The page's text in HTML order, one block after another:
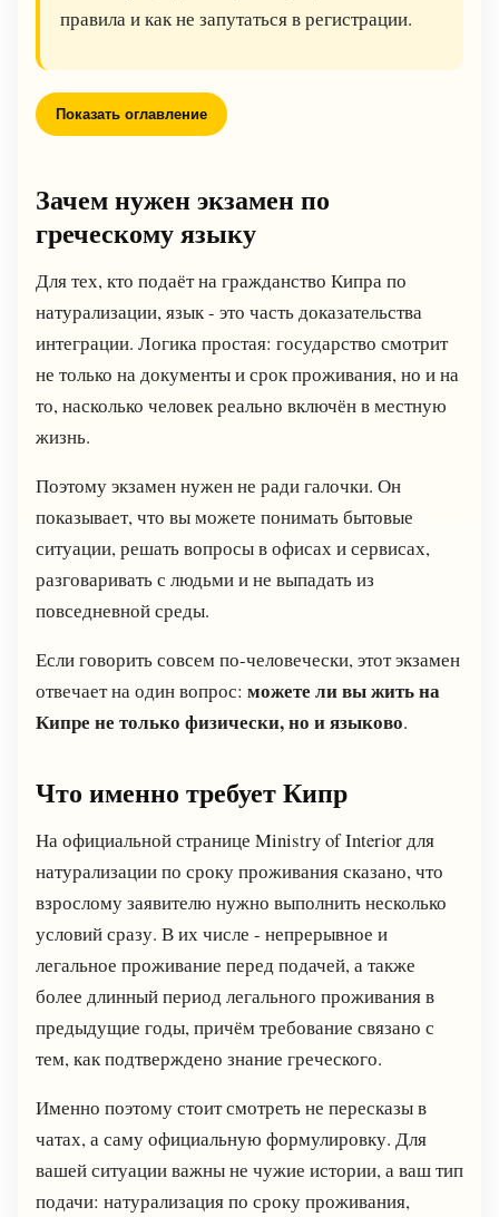
правила и как не запутаться в регистрации.
Показать оглавление
Зачем нужен экзамен по
греческому языку
Для тех, кто подаёт на гражданство Кипра по
натурализации, язык - это часть доказательства
интеграции. Логика простая: государство смотрит
не только на документы и срок проживания, но и на
то, насколько человек реально включён в местную
жизнь.
Поэтому экзамен нужен не ради галочки. Он
показывает, что вы можете понимать бытовые
ситуации, решать вопросы в офисах и сервисах,
разговаривать с людьми и не выпадать из
повседневной среды.
Если говорить совсем по-человечески, этот экзамен
отвечает на один вопрос: можете ли вы жить на
Кипре не только физически, но и языково.
Что именно требует Кипр
На официальной странице Ministry of Interior для
натурализации по сроку проживания сказано, что
взрослому заявителю нужно выполнить несколько
условий сразу. В их числе - непрерывное и
легальное проживание перед подачей, а также
более длинный период легального проживания в
предыдущие годы, причём требование связано с
тем, как подтверждено знание греческого.
Именно поэтому стоит смотреть не пересказы в
чатах, а саму официальную формулировку. Для
вашей ситуации важны не чужие истории, а ваш тип
подачи: натурализация по сроку проживания,